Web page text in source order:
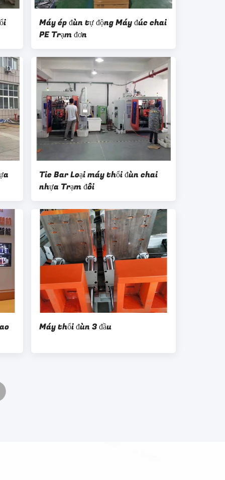
Máy ép đùn tự động Máy đúc chai
PE Trạm đơn
Tie Bar Loại máy thổi đùn chai
nhựa Trạm đôi
Máy thổi đùn 3 đầu